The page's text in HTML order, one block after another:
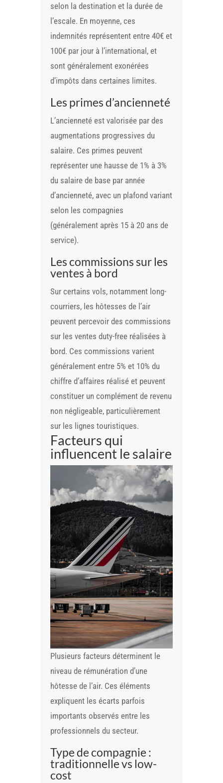
selon la destination et la durée de
l’escale. En moyenne, ces
indemnités représentent entre 40€ et
100€ par jour à l’international, et
sont généralement exonérées
d’impôts dans certaines limites.
Les primes d’ancienneté
L’ancienneté est valorisée par des
augmentations progressives du
salaire. Ces primes peuvent
représenter une hausse de 1% à 3%
du salaire de base par année
d’ancienneté, avec un plafond variant
selon les compagnies
(généralement après 15 à 20 ans de
service).
Les commissions sur les
ventes à bord
Sur certains vols, notamment long-
courriers, les hôtesses de l’air
peuvent percevoir des commissions
sur les ventes duty-free réalisées à
bord. Ces commissions varient
généralement entre 5% et 10% du
chiffre d’affaires réalisé et peuvent
constituer un complément de revenu
non négligeable, particulièrement
sur les lignes touristiques.
Facteurs qui
influencent le salaire
Plusieurs facteurs déterminent le
niveau de rémunération d’une
hôtesse de l’air. Ces éléments
expliquent les écarts parfois
importants observés entre les
professionnels du secteur.
Type de compagnie :
traditionnelle vs low-
cost